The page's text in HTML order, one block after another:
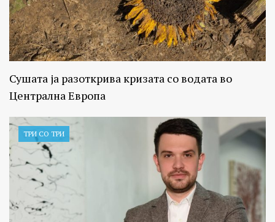
Сушата ја разоткрива кризата со водата во
Централна Европа
ТРИ СО ТРИ